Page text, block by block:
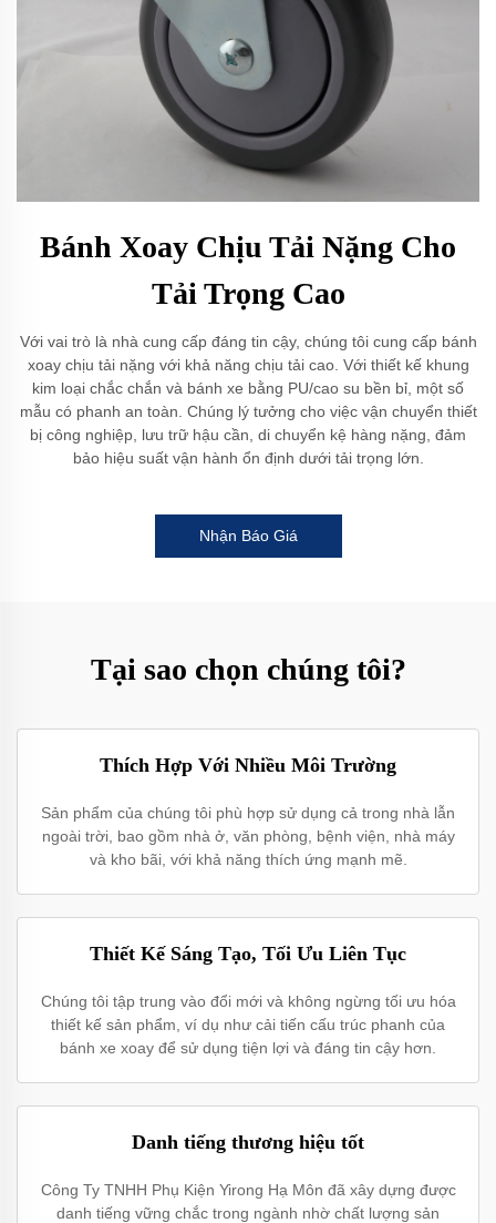
Bánh Xoay Chịu Tải Nặng Cho
Tải Trọng Cao
Với vai trò là nhà cung cấp đáng tin cậy, chúng tôi cung cấp bánh
xoay chịu tải nặng với khả năng chịu tải cao. Với thiết kế khung
kim loại chắc chắn và bánh xe bằng PU/cao su bền bỉ, một số
mẫu có phanh an toàn. Chúng lý tưởng cho việc vận chuyển thiết
bị công nghiệp, lưu trữ hậu cần, di chuyển kệ hàng nặng, đảm
bảo hiệu suất vận hành ổn định dưới tải trọng lớn.
Nhận Báo Giá
Tại sao chọn chúng tôi?
Thích Hợp Với Nhiều Môi Trường
Sản phẩm của chúng tôi phù hợp sử dụng cả trong nhà lẫn
ngoài trời, bao gồm nhà ở, văn phòng, bệnh viện, nhà máy
và kho bãi, với khả năng thích ứng mạnh mẽ.
Thiết Kế Sáng Tạo, Tối Ưu Liên Tục
Chúng tôi tập trung vào đổi mới và không ngừng tối ưu hóa
thiết kế sản phẩm, ví dụ như cải tiến cấu trúc phanh của
bánh xe xoay để sử dụng tiện lợi và đáng tin cậy hơn.
Danh tiếng thương hiệu tốt
Công Ty TNHH Phụ Kiện Yirong Hạ Môn đã xây dựng được
danh tiếng vững chắc trong ngành nhờ chất lượng sản